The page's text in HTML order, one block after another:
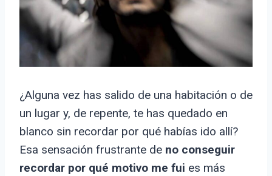
¿Alguna vez has salido de una habitación o de
un lugar y, de repente, te has quedado en
blanco sin recordar por qué habías ido allí?
Esa sensación frustrante de no conseguir
recordar por qué motivo me fui es más